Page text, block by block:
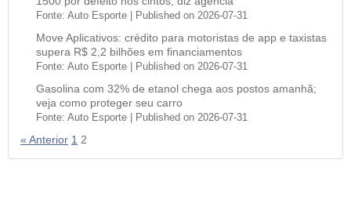
Fonte: Auto Esporte Published on 2026-07-31
Move Aplicativos: crédito para motoristas de app e taxistas
supera R$ 2,2 bilhões em financiamentos
Fonte: Auto Esporte Published on 2026-07-31
Gasolina com 32% de etanol chega aos postos amanhã;
veja como proteger seu carro
Fonte: Auto Esporte Published on 2026-07-31
« Anterior 1 2